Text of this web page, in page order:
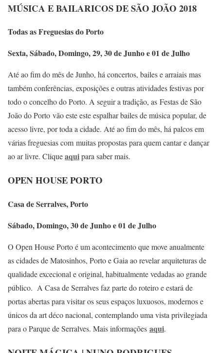
MÚSICA E BAILARICOS DE SÃO JOÃO 2018
Todas as Freguesias do Porto
Sexta, Sábado, Domingo, 29, 30 de Junho e 01 de Julho
Até ao fim do mês de Junho, há concertos, bailes e arraiais mas
também conferências, exposições e outras atividades festivas por
todo o concelho do Porto. A seguir a tradição, as Festas de São
João do Porto vão este este espalhar bailes de música popular, de
acesso livre, por toda a cidade. Até ao fim do mês, há palcos em
várias freguesias com muitas propostas para quem cantar e dançar
ao ar livre. Cliqueaquipara saber mais.
OPEN HOUSE PORTO
Casa de Serralves, Porto
Sábado, Domingo, 30 de Junho e 01 de Julho
O Open House Porto é um acontecimento que move anualmente
as cidades de Matosinhos, Porto e Gaia ao revelar arquiteturas de
qualidade excecional e original, habitualmente vedadas ao grande
público. A Casa de Serralves faz parte do roteiro e estará de
portas abertas para visitar os seus espaços luxuosos, modernos e
únicos da art déco nacional, contemplando uma vista privilegiada
para o Parque de Serralves. Mais informações aqui.